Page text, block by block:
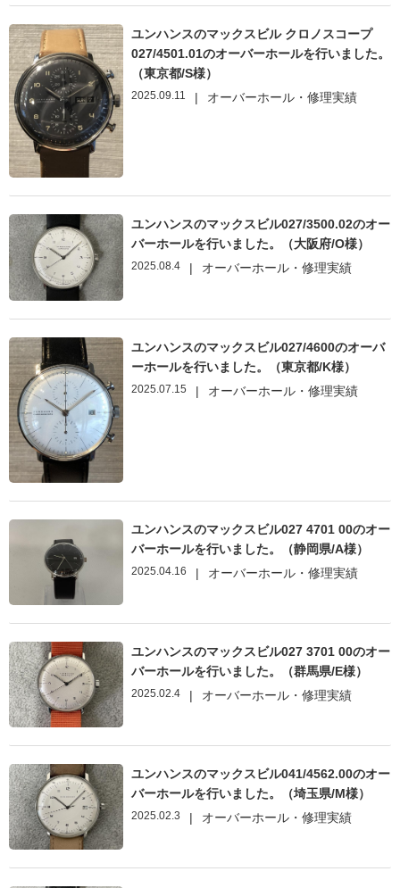
ユンハンスのマックスビル クロノスコープ
027/4501.01のオーバーホールを行いました。
（東京都/S様）
2025.09.11 | オーバーホール・修理実績
ユンハンスのマックスビル027/3500.02のオー
バーホールを行いました。（大阪府/O様）
2025.08.4 | オーバーホール・修理実績
ユンハンスのマックスビル027/4600のオーバ
ーホールを行いました。（東京都/K様）
2025.07.15 | オーバーホール・修理実績
ユンハンスのマックスビル027 4701 00のオー
バーホールを行いました。（静岡県/A様）
2025.04.16 | オーバーホール・修理実績
ユンハンスのマックスビル027 3701 00のオー
バーホールを行いました。（群馬県/E様）
2025.02.4 | オーバーホール・修理実績
ユンハンスのマックスビル041/4562.00のオー
バーホールを行いました。（埼玉県/M様）
2025.02.3 | オーバーホール・修理実績